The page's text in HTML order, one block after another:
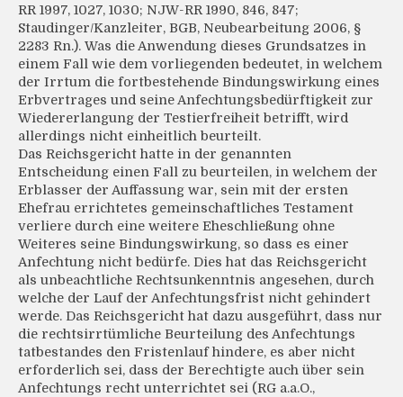
RR 1997, 1027, 1030; NJW-RR 1990, 846, 847;
Staudinger/Kanzleiter, BGB, Neubearbeitung 2006, §
2283 Rn.). Was die Anwendung dieses Grundsatzes in
einem Fall wie dem vorliegenden bedeutet, in welchem
der Irrtum die fortbestehende Bindungswirkung eines
Erbvertrages und seine Anfechtungsbedürftigkeit zur
Wiedererlangung der Testierfreiheit betrifft, wird
allerdings nicht einheitlich beurteilt.
Das Reichsgericht hatte in der genannten
Entscheidung einen Fall zu beurteilen, in welchem der
Erblasser der Auffassung war, sein mit der ersten
Ehefrau errichtetes gemeinschaftliches Testament
verliere durch eine weitere Eheschließung ohne
Weiteres seine Bindungswirkung, so dass es einer
Anfechtung nicht bedürfe. Dies hat das Reichsgericht
als unbeachtliche Rechtsunkenntnis angesehen, durch
welche der Lauf der Anfechtungsfrist nicht gehindert
werde. Das Reichsgericht hat dazu ausgeführt, dass nur
die rechtsirrtümliche Beurteilung des Anfechtungs
tatbestandes den Fristenlauf hindere, es aber nicht
erforderlich sei, dass der Berechtigte auch über sein
Anfechtungs recht unterrichtet sei (RG a.a.O.,